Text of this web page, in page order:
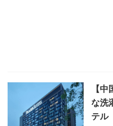
【
な洗
テル